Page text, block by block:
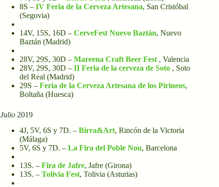
8S – IV Feria de la Cerveza Artesana, San Cristóbal
(Segovia)
14V, 15S, 16D – CerveFest Nuevo Baztán, Nuevo
Baztán (Madrid)
28V, 29S, 30D – Mareena Craft Beer Fest , Valencia
28V, 29S, 30D – II Feria de la cerveza de Soto , Soto
del Real (Madrid)
29S – Feria de la Cerveza Artesana de los Pirineos,
Boltaña (Huesca)
Julio 2019
4J, 5V, 6S y 7D. – Birra&Art, Rincón de la Victoria
(Málaga)
5V, 6S y 7D. – La Fira del Poble Nou, Barcelona
13S. – Fira de Jafre, Jafre (Girona)
13S. – Tolivia Fest, Tolivia (Asturias)